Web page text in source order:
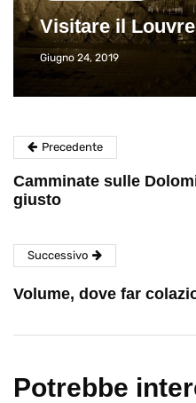
Visitare il
Giugno 24, 2019
Precedente
Camminate sulle
giusto
Successivo
Volume, dove far
Potrebbe